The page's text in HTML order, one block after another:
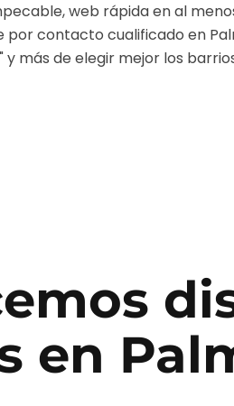
web rápida en al
por contacto cualificado en
más de elegir mejor los
en